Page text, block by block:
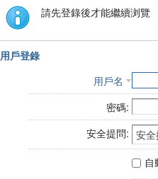
請先登錄後才能繼續浏覽
用戶登錄
用戶名
密碼:
安全提問:
自